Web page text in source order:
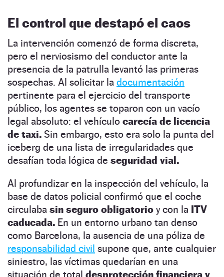
El control que destapó el caos
La intervención comenzó de forma discreta,
pero el nerviosismo del conductor ante la
presencia de la patrulla levantó las primeras
sospechas. Al solicitar la documentación
pertinente para el ejercicio del transporte
público, los agentes se toparon con un vacío
legal absoluto: el vehículo carecía de licencia
de taxi. Sin embargo, esto era solo la punta del
iceberg de una lista de irregularidades que
desafían toda lógica de seguridad vial.
Al profundizar en la inspección del vehículo, la
base de datos policial confirmó que el coche
circulaba sin seguro obligatorio y con la ITV
caducada. En un entorno urbano tan denso
como Barcelona, la ausencia de una póliza de
responsabilidad civil supone que, ante cualquier
siniestro, las víctimas quedarían en una